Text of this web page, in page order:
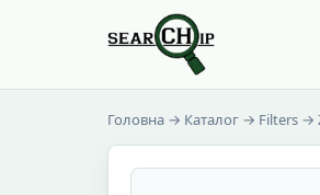
Головна → Каталог → Filters →